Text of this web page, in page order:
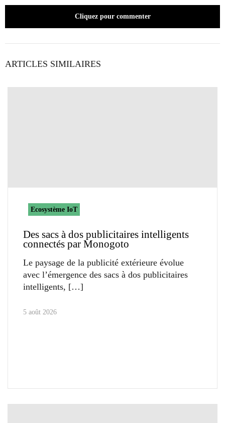
Cliquez pour commenter
ARTICLES SIMILAIRES
Ecosystème IoT
Des sacs à dos publicitaires intelligents
connectés par Monogoto
Le paysage de la publicité extérieure évolue
avec l’émergence des sacs à dos publicitaires
intelligents,
5 août 2026